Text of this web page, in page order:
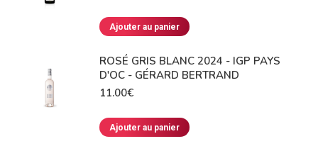
Ajouter au panier
ROSÉ GRIS BLANC 2024 - IGP PAYS
D'OC - GÉRARD BERTRAND
11.00€
Ajouter au panier